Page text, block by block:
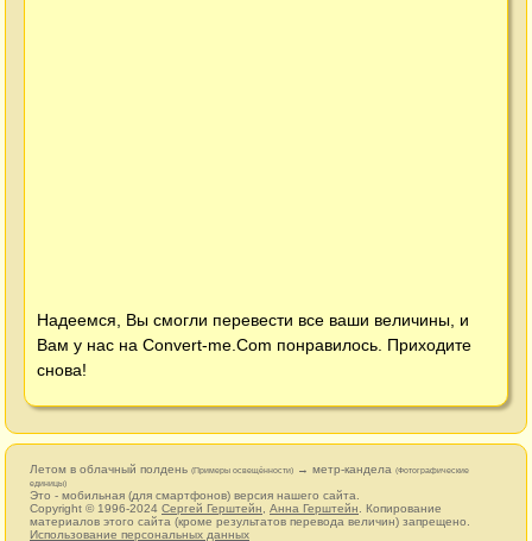
Надеемся, Вы смогли перевести все ваши величины, и
Вам у нас на Convert-me.Com понравилось. Приходите
снова!
Летом в облачный полдень (Примеры освещённости) → метр-кандела (Фотографические
единицы)
Это - мобильная (для смартфонов) версия нашего сайта.
Copyright © 1996-2024 Сергей Герштейн Анна Герштейн . Копирование
материалов этого сайта (кроме результатов перевода величин) запрещено.
Использование персональных данных